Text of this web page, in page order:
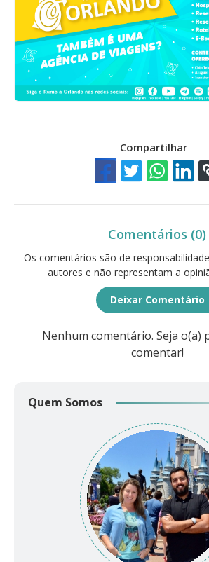
Compartilhar
Comentários (0)
Os comentários são de
autores e não representam a
Deixar Comentário
Nenhum comentário. Seja o(a)
comentar!
Quem Somos